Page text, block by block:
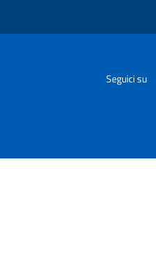
Seguici su